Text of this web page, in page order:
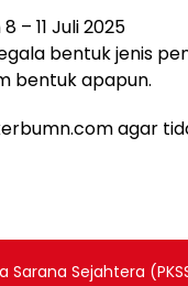
– 11 Juli 2025
bentuk jenis
bentuk apapun.
agar
Sarana Sejahtera